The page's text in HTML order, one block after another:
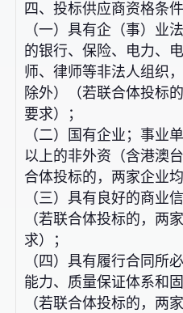
四、投标供应商资格条件
（一）具有企（事）业
的银行、保险、电力、
师、律师等非法人组织
除外）（若联合体投标
要求）；
（二）国有企业；事业
以上的非外资（含港澳
合体投标的，两家企业
（三）具有良好的商业
（若联合体投标的，两
求）；
（四）具有履行合同所
能力、质量保证体系和
（若联合体投标的，两